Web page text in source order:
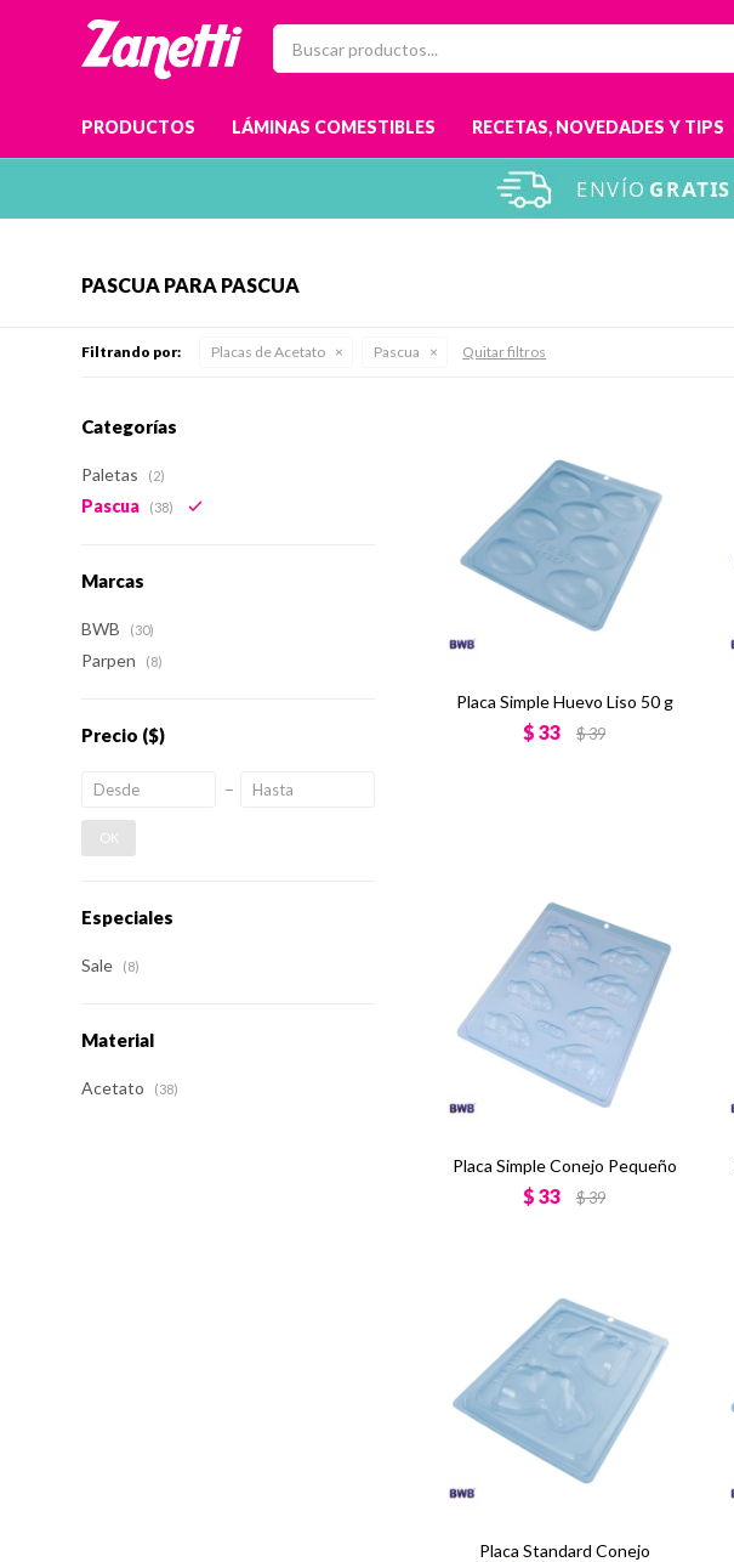
PRODUCTOS LÁMINAS COMESTIBLES RECETAS, NOVEDADES Y TIPS
PASCUA PARA PASCUA
Filtrando por: Placas de Acetato Pascua Quitar filtros
Placa Simple Huevo Liso 50 g
$ 33 $39
Placa Simple Conejo Pequeño
$ 33 $39
Placa Standard Conejo
Categorías
Paletas (2)
Pascua (38)
Marcas
BWB (30)
Parpen (8)
Precio ($)
OK
Especiales
Sale (8)
Material
Acetato (38)